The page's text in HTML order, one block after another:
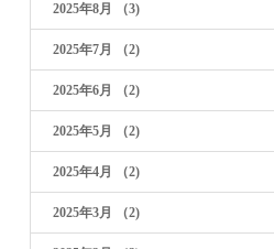
2025年8月 （3)
2025年7月 （2)
2025年6月 （2)
2025年5月 （2)
2025年4月 （2)
2025年3月 （2)